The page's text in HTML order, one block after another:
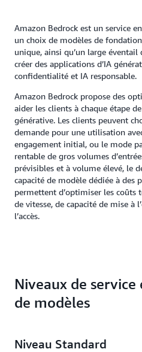
Amazon Bedrock est un service
un choix de modèles de
unique, ainsi qu’un large
créer des applications d’IA
confidentialité et IA responsable.
Amazon Bedrock propose des
aider les clients à chaque étape
générative. Les clients peuvent
demande pour une utilisation
engagement initial, ou le mode
rentable de gros volumes
prévisibles et à volume élevé, le
capacité de modèle dédiée à des
permettent d’optimiser les coûts
de vitesse, de capacité de mise à
l’accès.
Niveaux de
de modèles
Niveau Standard